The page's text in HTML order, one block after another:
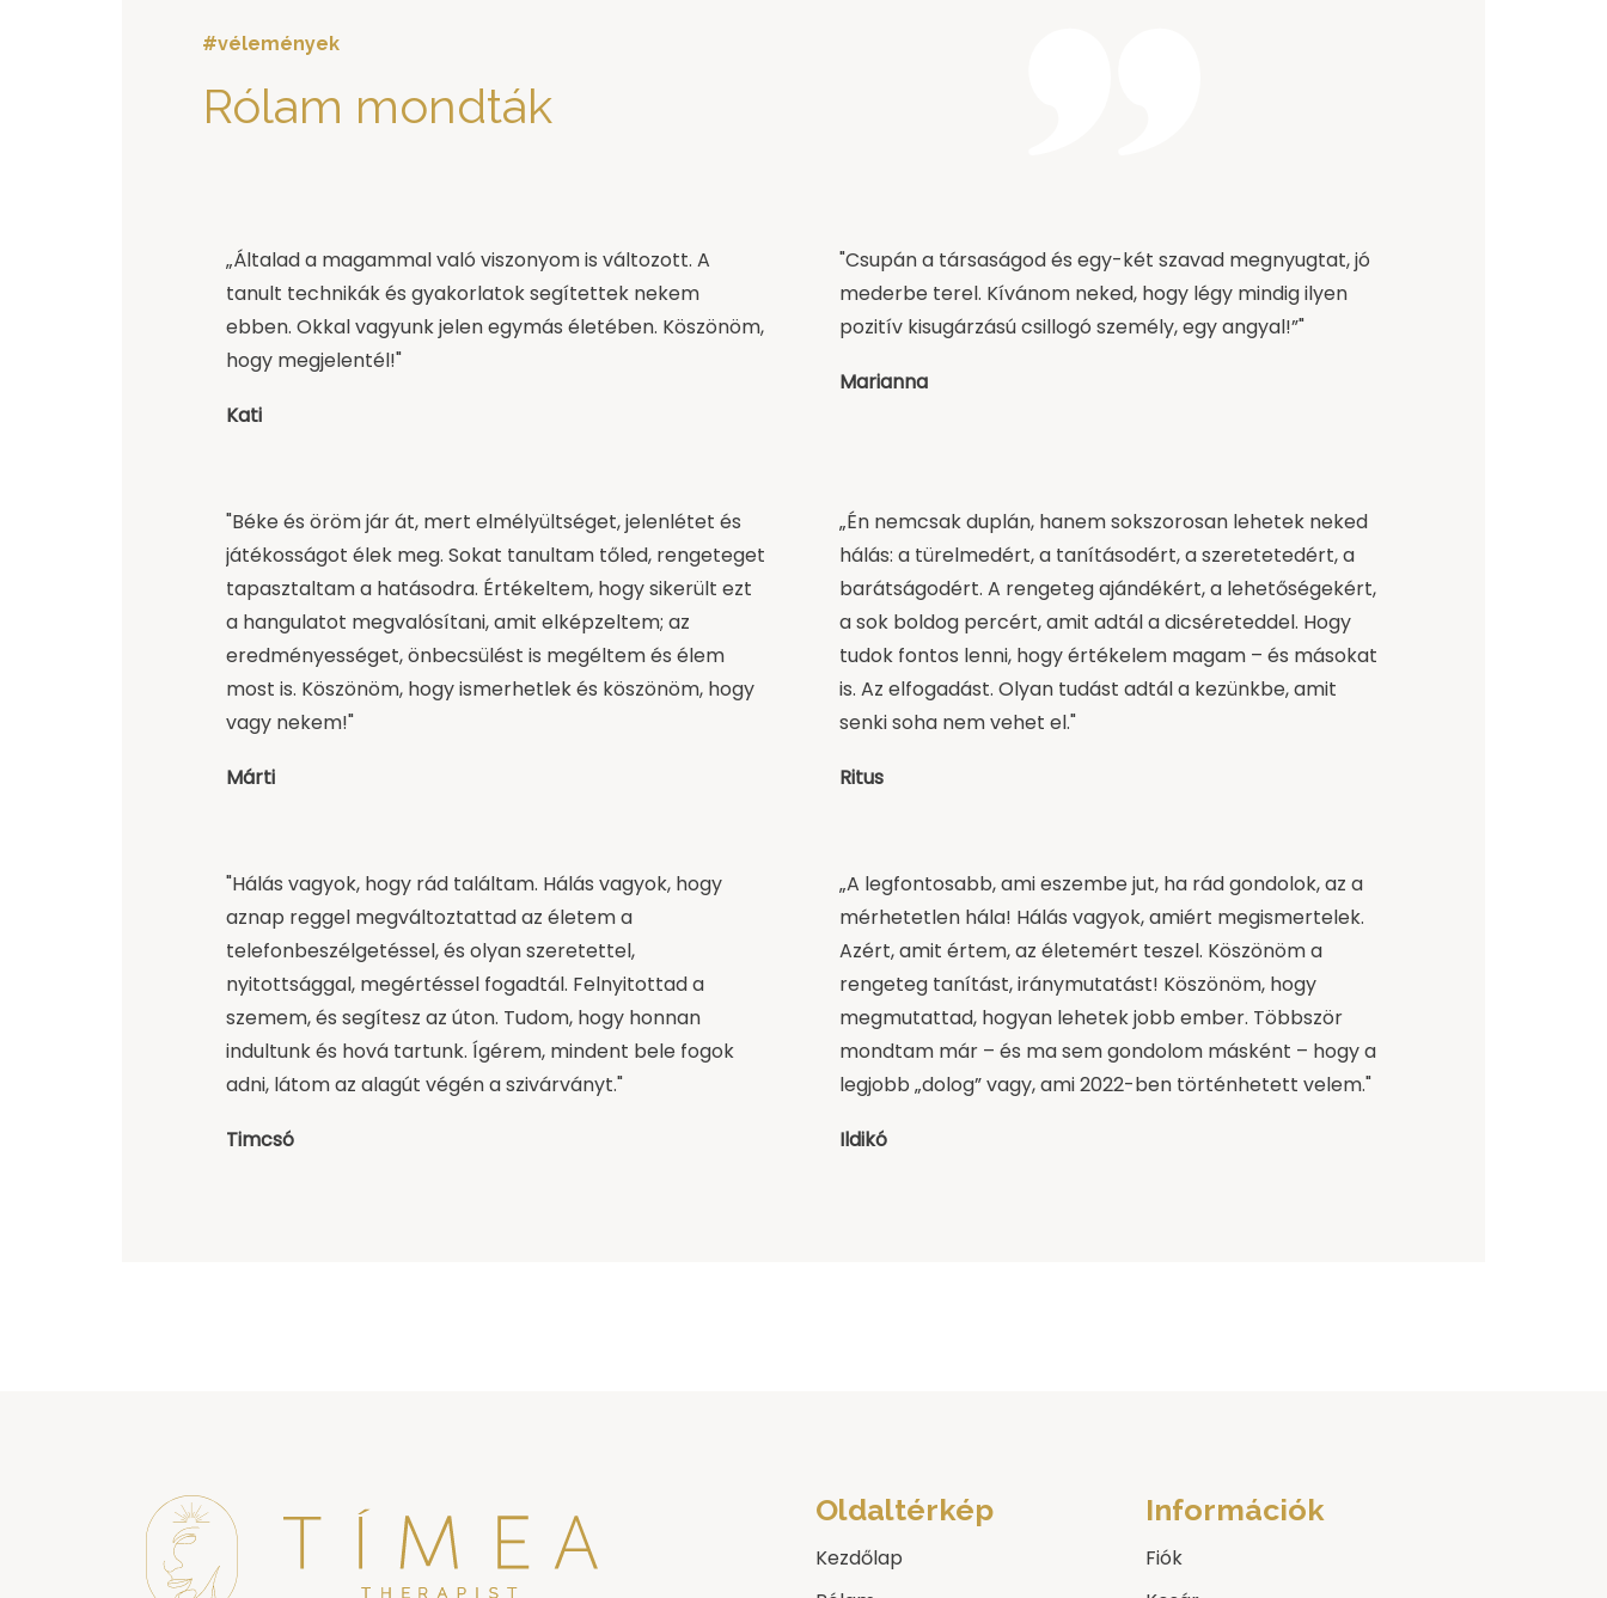
#vélemények
Rólam mondták
„Általad a magammal való viszonyom is változott. A
tanult technikák és gyakorlatok segítettek nekem
ebben. Okkal vagyunk jelen egymás életében. Köszönöm,
hogy megjelentél!"
Kati
"Csupán a társaságod és egy-két szavad megnyugtat, jó
mederbe terel. Kívánom neked, hogy légy mindig ilyen
pozitív kisugárzású csillogó személy, egy angyal!”"
Marianna
"Béke és öröm jár át, mert elmélyültséget, jelenlétet és
játékosságot élek meg. Sokat tanultam tőled, rengeteget
tapasztaltam a hatásodra. Értékeltem, hogy sikerült ezt
a hangulatot megvalósítani, amit elképzeltem; az
eredményességet, önbecsülést is megéltem és élem
most is. Köszönöm, hogy ismerhetlek és köszönöm, hogy
vagy nekem!"
Márti
„Én nemcsak duplán, hanem sokszorosan lehetek neked
hálás: a türelmedért, a tanításodért, a szeretetedért, a
barátságodért. A rengeteg ajándékért, a lehetőségekért,
a sok boldog percért, amit adtál a dicséreteddel. Hogy
tudok fontos lenni, hogy értékelem magam – és másokat
is. Az elfogadást. Olyan tudást adtál a kezünkbe, amit
senki soha nem vehet el."
Ritus
"Hálás vagyok, hogy rád találtam. Hálás vagyok, hogy
aznap reggel megváltoztattad az életem a
telefonbeszélgetéssel, és olyan szeretettel,
nyitottsággal, megértéssel fogadtál. Felnyitottad a
szemem, és segítesz az úton. Tudom, hogy honnan
indultunk és hová tartunk. Ígérem, mindent bele fogok
adni, látom az alagút végén a szivárványt."
Timcsó
„A legfontosabb, ami eszembe jut, ha rád gondolok, az a
mérhetetlen hála! Hálás vagyok, amiért megismertelek.
Azért, amit értem, az életemért teszel. Köszönöm a
rengeteg tanítást, iránymutatást! Köszönöm, hogy
megmutattad, hogyan lehetek jobb ember. Többször
mondtam már – és ma sem gondolom másként – hogy a
legjobb „dolog” vagy, ami 2022-ben történhetett velem."
Ildikó
Oldaltérkép
Kezdőlap
Információk
Fiók